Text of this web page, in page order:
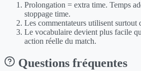
Prolongation = extra time. Temps
stoppage time.
Les commentateurs utilisent surtout
Le vocabulaire devient plus facile
action réelle du match.
Questions fréquentes